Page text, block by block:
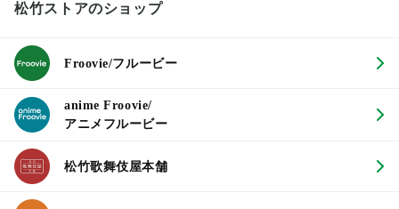
松竹ストアのショップ
Froovie/フルービー
anime Froovie/
アニメフルービー
松竹歌舞伎屋本舗